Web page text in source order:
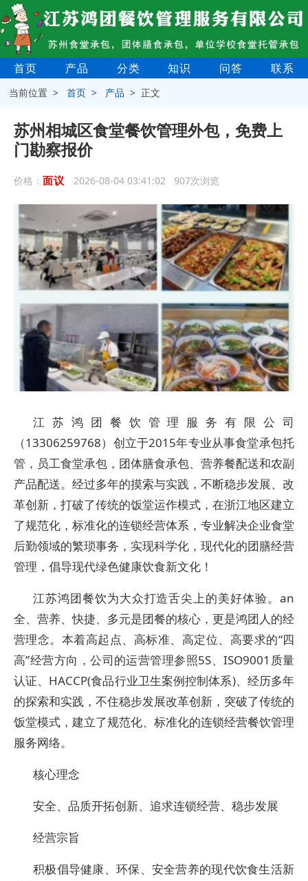
首页 产品 分类 知识 问答 联系
当前位置 >首页 > 产品 > 正文
苏州相城区食堂餐饮管理外包，免费上
门勘察报价
价格： 面议 2026-08-04 03:41:02 907次浏览
江苏鸿团餐饮管理服务有限公司
（13306259768）创立于2015年专业从事食堂承包托
管，员工食堂承包，团体膳食承包、营养餐配送和农副
产品配送。经过多年的摸索与实践，不断稳步发展、改
革创新，打破了传统的饭堂运作模式，在浙江地区建立
了规范化，标准化的连锁经营体系，专业解决企业食堂
后勤领域的繁琐事务，实现科学化，现代化的团膳经营
管理，倡导现代绿色健康饮食新文化！
江苏鸿团餐饮为大众打造舌尖上的美好体验。an
全、营养、快捷、多元是团餐的核心，更是鸿团人的经
营理念。本着高起点、高标准、高定位、高要求的“四
高”经营方向，公司的运营管理参照5S、ISO9001质量
认证、HACCP(食品行业卫生案例控制体系)、经历多年
的探索和实践，不住稳步发展改革创新，突破了传统的
饭堂模式，建立了规范化、标准化的连锁经营餐饮管理
服务网络。
核心理念
安全、品质开拓创新、追求连锁经营、稳步发展
经营宗旨
积极倡导健康、环保、安全营养的现代饮食生活新